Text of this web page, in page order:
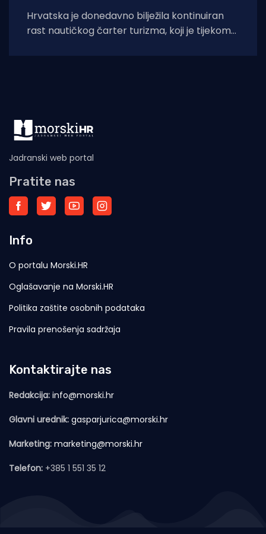
Hrvatska je donedavno bilježila kontinuiran
rast nautičkog čarter turizma, koji je tijekom
Jadranski web portal
Pratite nas
Info
O portalu Morski.HR
Oglašavanje na Morski.HR
Politika zaštite osobnih podataka
Pravila prenošenja sadržaja
Kontaktirajte nas
Redakcija: info@morski.hr
Glavni urednik: gasparjurica@morski.hr
Marketing: marketing@morski.hr
Telefon: +385 1 551 35 12